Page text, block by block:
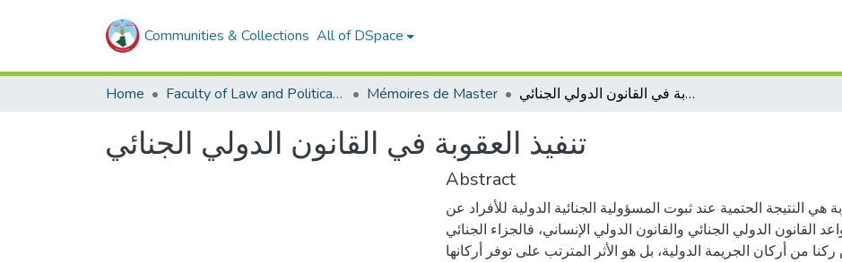
Communities & Collections All of DSpace
Home Faculty of Law and Political Sciences _ Mémoires de Master تنفيذ العقوبة في القانون الدولي الجنائي
تنفيذ العقوبة في القانون الدولي الجنائي
Abstract
هي النتيجة الحتمية عند ثبوت المسؤولية الجنائية الدولية للأفراد عن
القانون الدولي الجنائي والقانون الدولي الإنساني، فالجزاء الجنائي
من أركان الجريمة الدولية، بل هو الأثر المترتب على توفر أركانها.